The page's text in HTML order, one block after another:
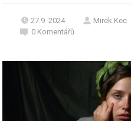
27.9. 2024 Mirek Kec
0 Komentářů